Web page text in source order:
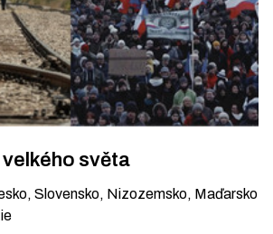
světa
Slovensko, Nizozemsko, Maďarsko